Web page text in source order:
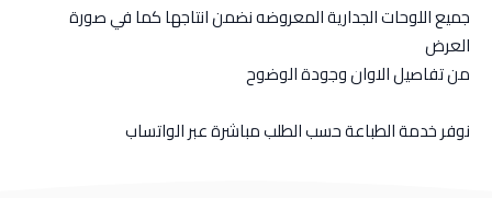
جميع اللوحات الجدارية المعروضه نضمن انتاجها كما في صورة
العرض
من تفاصيل الاوان وجودة الوضوح
نوفر خدمة الطباعة حسب الطلب مباشرة عبر الواتساب